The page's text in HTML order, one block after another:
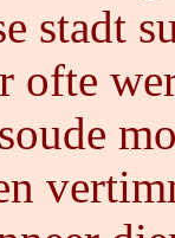
stadt
ofte